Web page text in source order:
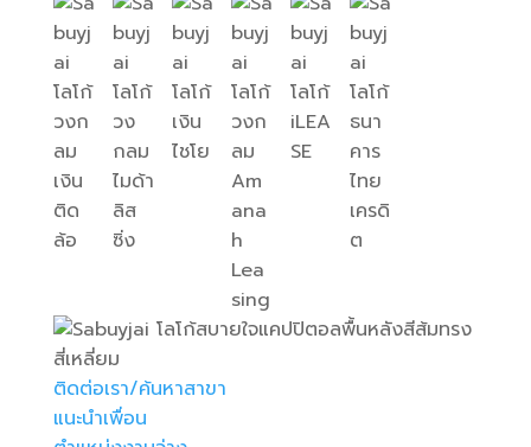
ติดต่อเรา/ค้นหาสาขา
แนะนำเพื่อน